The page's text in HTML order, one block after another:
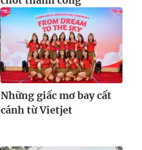
Những giấc mơ bay cất
cánh từ Vietjet